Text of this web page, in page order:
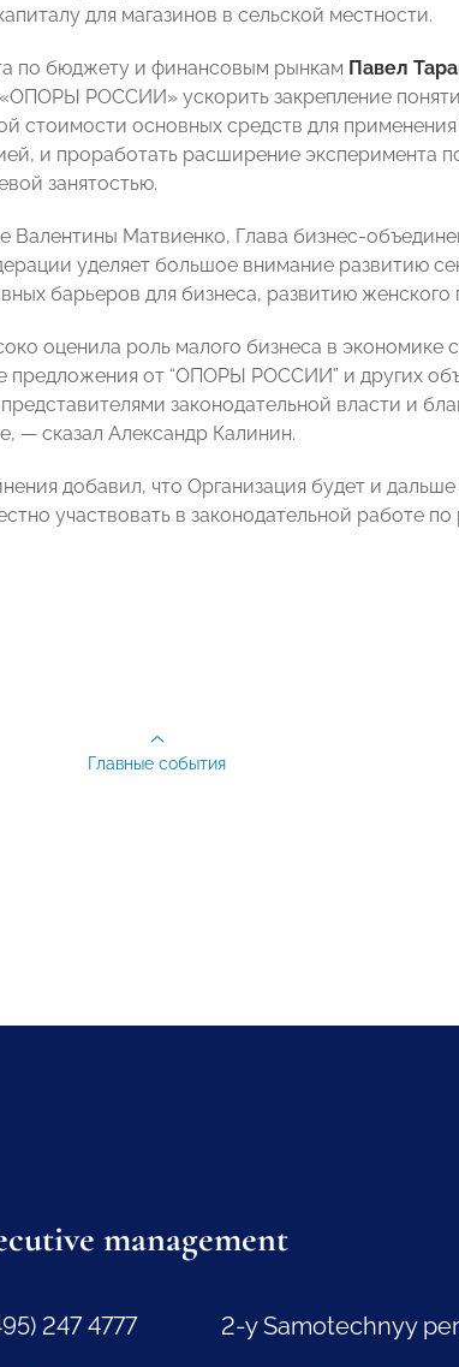
для магазинов в сельской местности.
по бюджету и финансовым рынкам Павел
РОССИИ» ускорить закрепление
стоимости основных средств для
и проработать расширение эксперимента
занятостью.
Валентины Матвиенко, Глава бизнес-
уделяет большое внимание развитию
барьеров для бизнеса, развитию женского
оценила роль малого бизнеса в экономике
предложения от “ОПОРЫ РОССИИ” и других
законодательной власти и
— сказал Александр Калинин.
добавил, что Организация будет и
участвовать в законодательной работе
Главные события
management
247 4777
2-y Samotechnyy